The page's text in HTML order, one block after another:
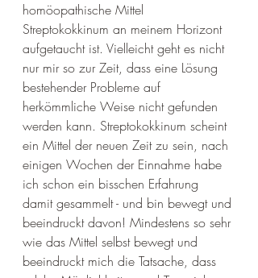
homöopathische Mittel
Streptokokkinum an meinem Horizont
aufgetaucht ist. Vielleicht geht es nicht
nur mir so zur Zeit, dass eine Lösung
bestehender Probleme auf
herkömmliche Weise nicht gefunden
werden kann. Streptokokkinum scheint
ein Mittel der neuen Zeit zu sein, nach
einigen Wochen der Einnahme habe
ich schon ein bisschen Erfahrung
damit gesammelt - und bin bewegt und
beeindruckt davon! Mindestens so sehr
wie das Mittel selbst bewegt und
beeindruckt mich die Tatsache, dass